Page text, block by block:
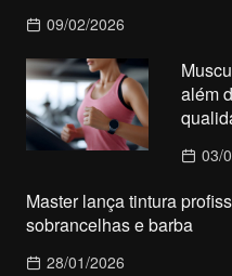
09/02/2026
além
03/
Master lança tintura
sobrancelhas e barba
28/01/2026